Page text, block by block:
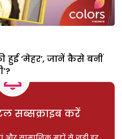
हुई ‘मेहर’, जानें कैसे बनीं
सब्सक्राइब करें